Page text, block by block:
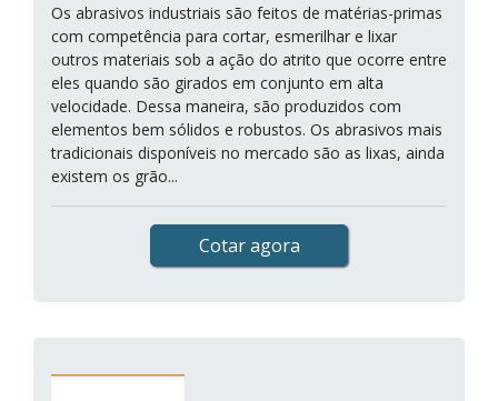
Os abrasivos industriais são feitos de matérias-primas
com competência para cortar, esmerilhar e lixar
outros materiais sob a ação do atrito que ocorre entre
eles quando são girados em conjunto em alta
velocidade. Dessa maneira, são produzidos com
elementos bem sólidos e robustos. Os abrasivos mais
tradicionais disponíveis no mercado são as lixas, ainda
existem os grão...
Cotar agora